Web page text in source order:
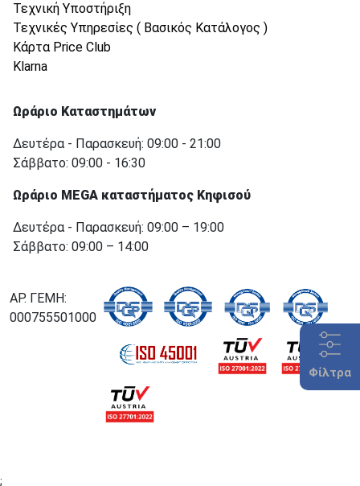
Φίλτρα
Τεχνική Υποστήριξη
Τεχνικές Υπηρεσίες ( Βασικός Κατάλογος )
Κάρτα Price Club
Klarna
Ωράριο Καταστημάτων
Δευτέρα - Παρασκευή: 09:00 - 21:00
Σάββατο: 09:00 - 16:30
Ωράριο MEGA καταστήματος Κηφισού
Δευτέρα - Παρασκευή: 09:00 – 19:00
Σάββατο: 09:00 – 14:00
ΑΡ. ΓΕΜΗ:
000755501000
;